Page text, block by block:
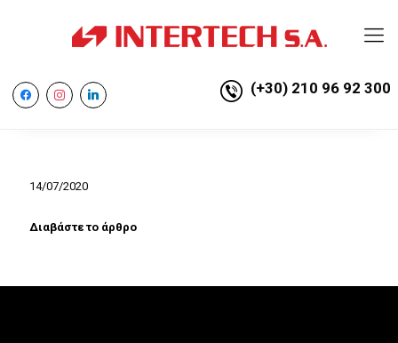
facebookinstagramlinkedin (+30) 210 96 92 300
14/07/2020
Διαβάστε το άρθρο